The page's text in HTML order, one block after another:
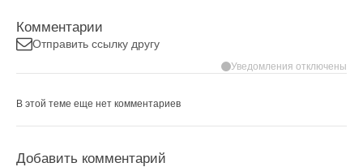
Комментарии
Отправить ссылку другу
Уведомления отключены
В этой теме еще нет комментариев
Добавить комментарий